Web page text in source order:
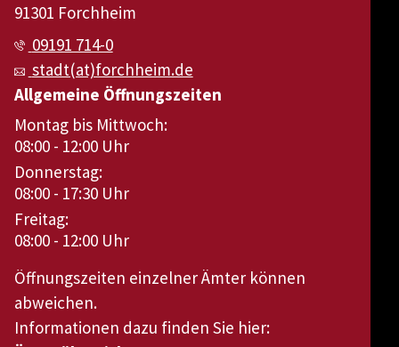
91301 Forchheim
09191 714-0
stadt(at)forchheim.de
Allgemeine Öffnungszeiten
Montag bis Mittwoch:
08:00 - 12:00 Uhr
Donnerstag:
08:00 - 17:30 Uhr
Freitag:
08:00 - 12:00 Uhr
Öffnungszeiten einzelner Ämter können
abweichen.
Informationen dazu finden Sie hier: